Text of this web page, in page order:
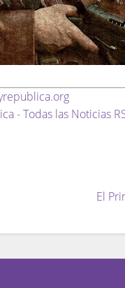
- Todas las Noticias
El